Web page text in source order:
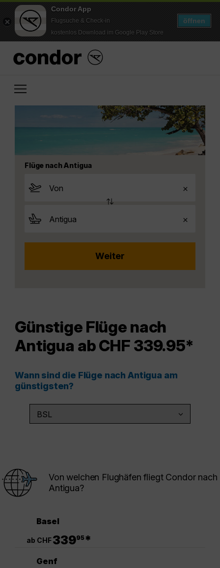
Condor App
Flugsuche & Check-in
kostenlos Download im Google Play Store
öffnen
Flüge nach Antigua
Günstige Flüge nach
Antigua ab CHF 339.95*
Wann sind die Flüge nach Antigua am
günstigsten?
Von welchen Flughäfen fliegt Condor nach
Antigua?
Basel
ab CHF33995*
Genf